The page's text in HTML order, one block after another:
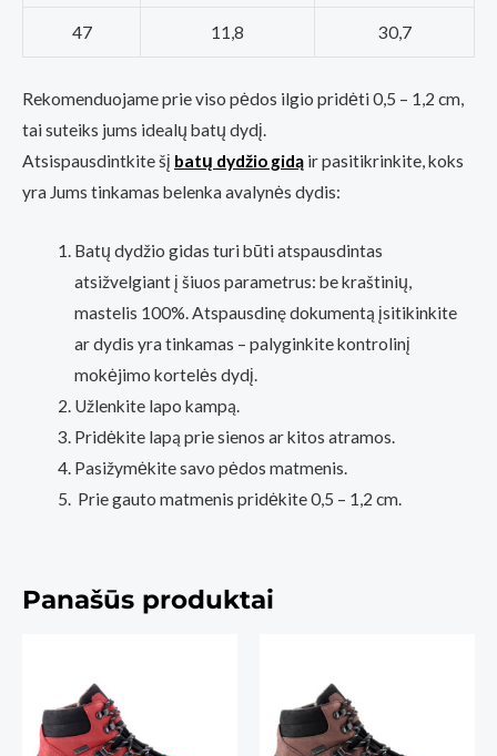
47 11,8 30,7
Rekomenduojame prie viso pėdos ilgio pridėti 0,5 – 1,2 cm,
tai suteiks jums idealų batų dydį.
Atsispausdintkite šį batų dydžio gidą ir pasitikrinkite, koks
yra Jums tinkamas belenka avalynės dydis:
Batų dydžio gidas turi būti atspausdintas
atsižvelgiant į šiuos parametrus: be kraštinių,
mastelis 100%. Atspausdinę dokumentą įsitikinkite
ar dydis yra tinkamas – palyginkite kontrolinį
mokėjimo kortelės dydį.
Užlenkite lapo kampą.
Pridėkite lapą prie sienos ar kitos atramos.
Pasižymėkite savo pėdos matmenis.
Prie gauto matmenis pridėkite 0,5 – 1,2 cm.
Panašūs produktai